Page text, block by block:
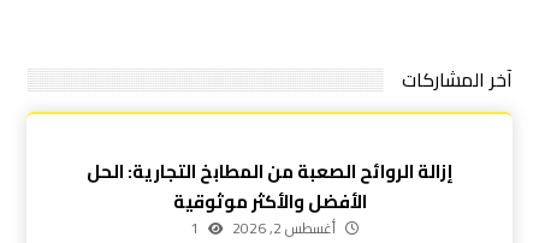
آخر المشاركات
إزالة الروائح الصعبة من المطابخ التجارية: الحل
الأفضل والأكثر موثوقية
أغسطس 2, 2026 1